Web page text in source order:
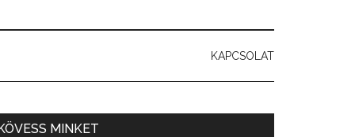
KAPCSOLAT
MINKET